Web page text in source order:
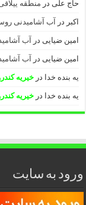
حاج علی در منطقه
اکبر در آب آشامیدنی
امین ضیایی در آب
امین ضیایی در آب
یه بنده خدا درخیریه
یه بنده خدا درخیریه
ورود به سایت